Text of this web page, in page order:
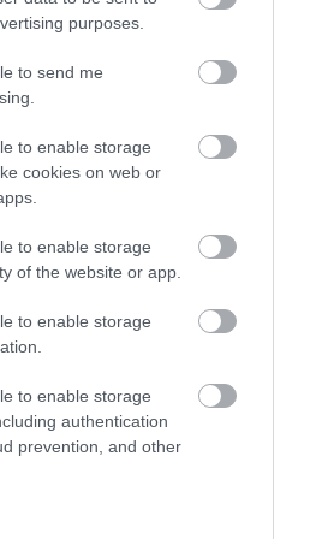
purposes.
to send me
to enable storage
cookies on web or
to enable storage
of the website or app.
to enable storage
to enable storage
authentication
prevention, and other
θλίψη για τους
χάθηκαν – Δύσκολες
με τις φωτιές»